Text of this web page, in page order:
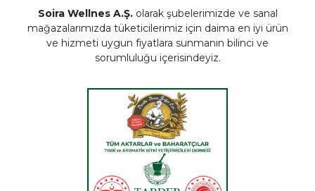
Soira Wellnes A.Ş.olarak şubelerimizde ve sanal
mağazalarımızda tüketicilerimiz için daima en iyi ürün
ve hizmeti uygun fiyatlara sunmanın bilinci ve
sorumluluğu içerisindeyiz.